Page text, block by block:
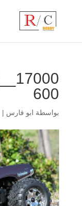
600
بواسطة ابو فارس |